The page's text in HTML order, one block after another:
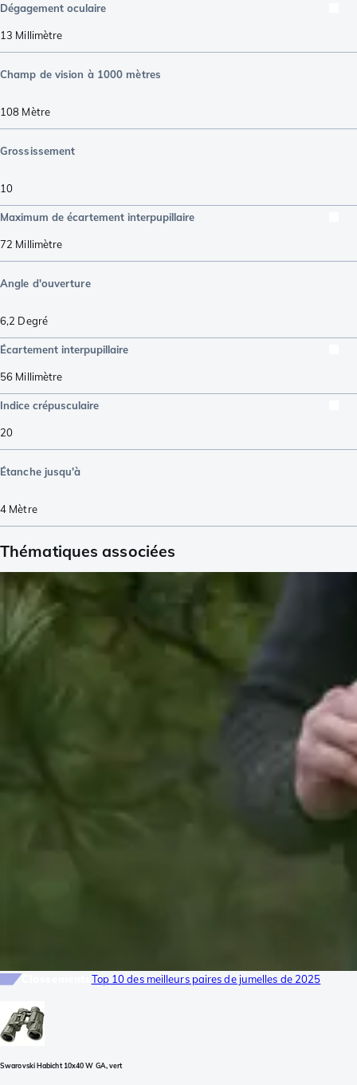
Dégagement oculaire
13 Millimètre
Champ de vision à 1000 mètres
108 Mètre
Grossissement
10
Maximum de écartement interpupillaire
72 Millimètre
Angle d'ouverture
6,2 Degré
Écartement interpupillaire
56 Millimètre
Indice crépusculaire
20
Étanche jusqu'à
4 Mètre
Thématiques associées
Top 10 des meilleurs paires de jumelles de 2025
Swarovski Habicht 10x40 W GA, vert